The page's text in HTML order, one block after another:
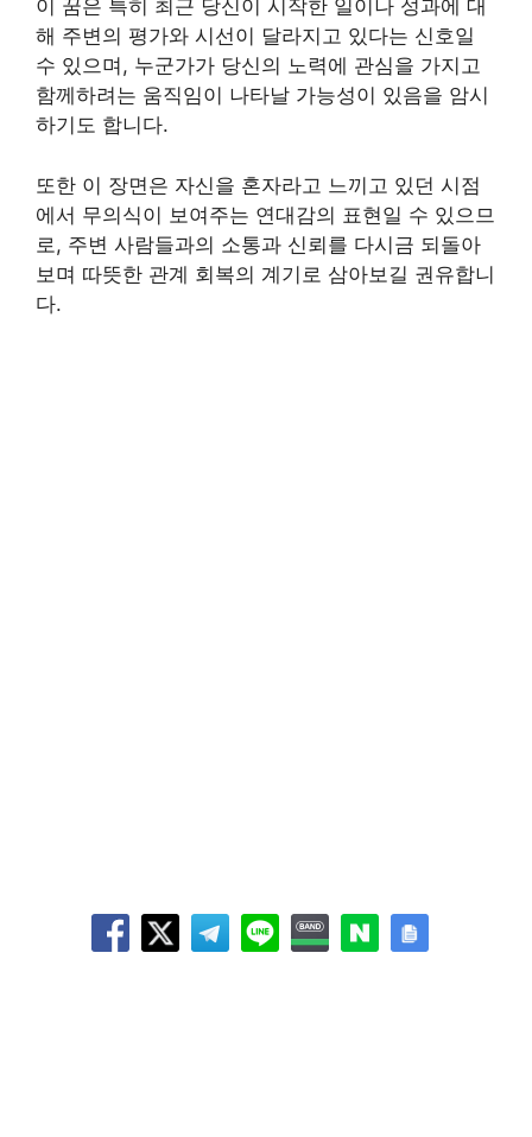
이 꿈은 특히 최근 당신이 시작한 일이나 성과에 대
해 주변의 평가와 시선이 달라지고 있다는 신호일
수 있으며, 누군가가 당신의 노력에 관심을 가지고
함께하려는 움직임이 나타날 가능성이 있음을 암시
하기도 합니다.
또한 이 장면은 자신을 혼자라고 느끼고 있던 시점
에서 무의식이 보여주는 연대감의 표현일 수 있으므
로, 주변 사람들과의 소통과 신뢰를 다시금 되돌아
보며 따뜻한 관계 회복의 계기로 삼아보길 권유합니
다.